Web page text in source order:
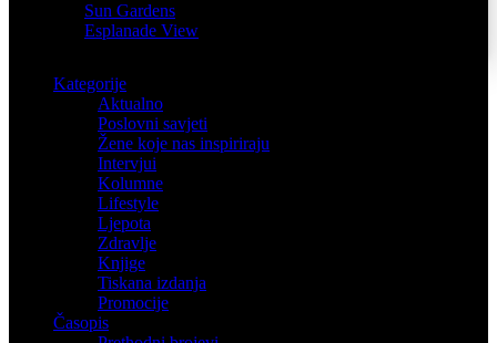
Sun Gardens
Esplanade View
Kategorije
Aktualno
Poslovni savjeti
Žene koje nas inspiriraju
Intervjui
Kolumne
Lifestyle
Ljepota
Zdravlje
Knjige
Tiskana izdanja
Promocije
Časopis